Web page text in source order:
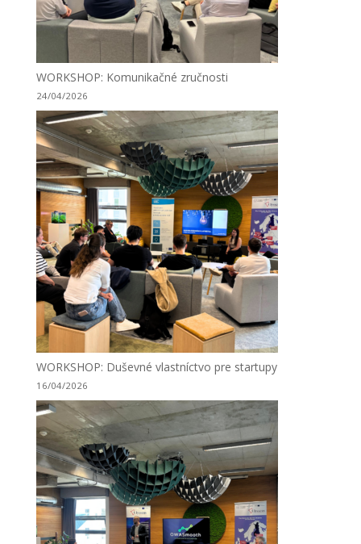
WORKSHOP: Komunikačné zručnosti
24/04/2026
WORKSHOP: Duševné vlastníctvo pre startupy
16/04/2026